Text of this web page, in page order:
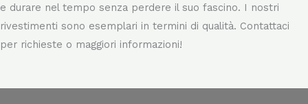
da parati di qualità, capace di valorizzare al meglio gli ambienti
e durare nel tempo senza perdere il suo fascino. I nostri
rivestimenti sono esemplari in termini di qualità. Contattaci